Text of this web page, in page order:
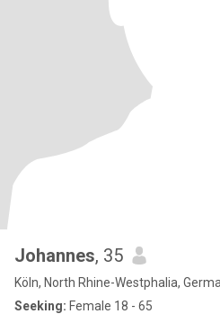
Johannes, 35
Köln, North Rhine-Westphalia,
Seeking: Female 18 - 65